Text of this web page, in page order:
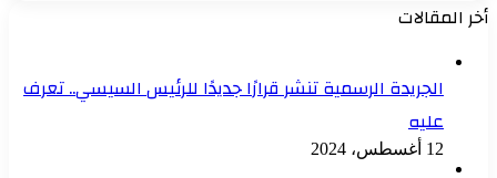
أخر المقالات
الجريدة الرسمية تنشر قرارًا جديدًا للرئيس السيسي.. تعرف
عليه
12 أغسطس، 2024